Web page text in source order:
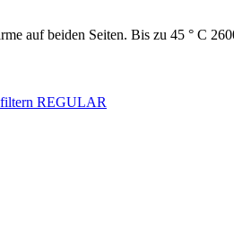
auf beiden Seiten. Bis zu 45 ° C
REGULAR